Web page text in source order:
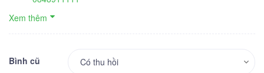
Xem thêm
Bình cũ